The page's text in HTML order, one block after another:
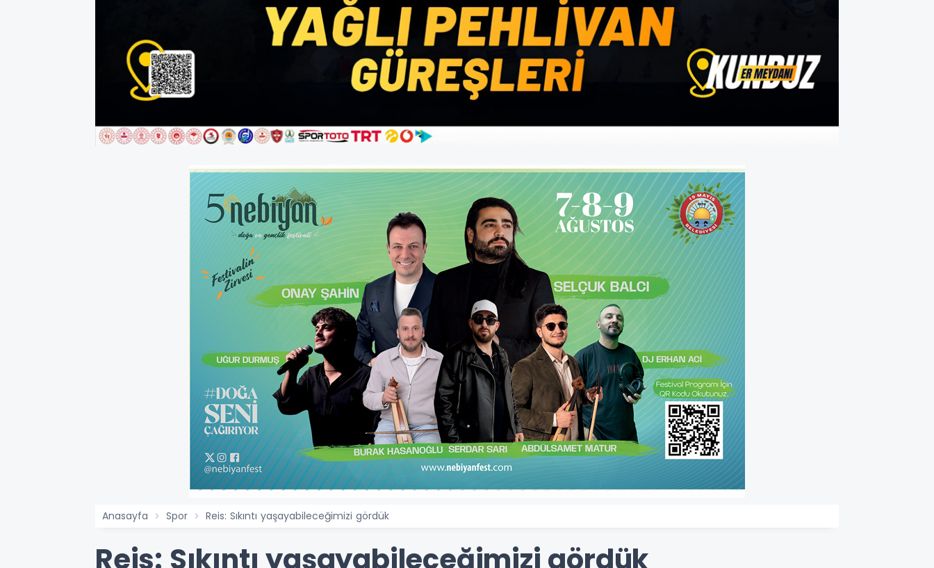
Anasayfa Spor Reis: Sıkıntı yaşayabileceğimizi gördük
Reis: Sıkıntı yaşayabileceğimizi gördük